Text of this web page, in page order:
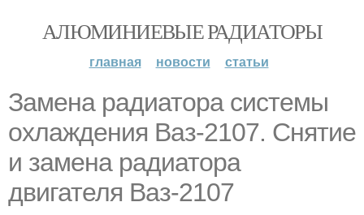
АЛЮМИНИЕВЫЕ РАДИАТОРЫ
главная новости статьи
Замена радиатора системы
охлаждения Ваз-2107. Снятие
и замена радиатора
двигателя Ваз-2107